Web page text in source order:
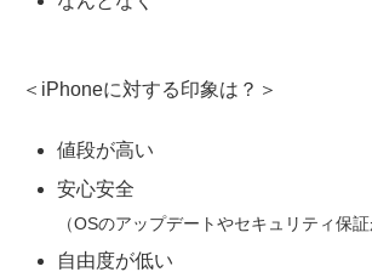
＜iPhoneに対する印象は？＞
値段が高い
安心安全
（OSのアップデートやセキュリティ保証
自由度が低い